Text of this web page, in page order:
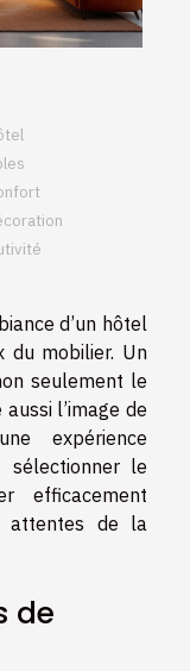
d’un hôtel
du mobilier. Un
seulement le
l’image de
expérience
sélectionner le
efficacement
attentes de la
de